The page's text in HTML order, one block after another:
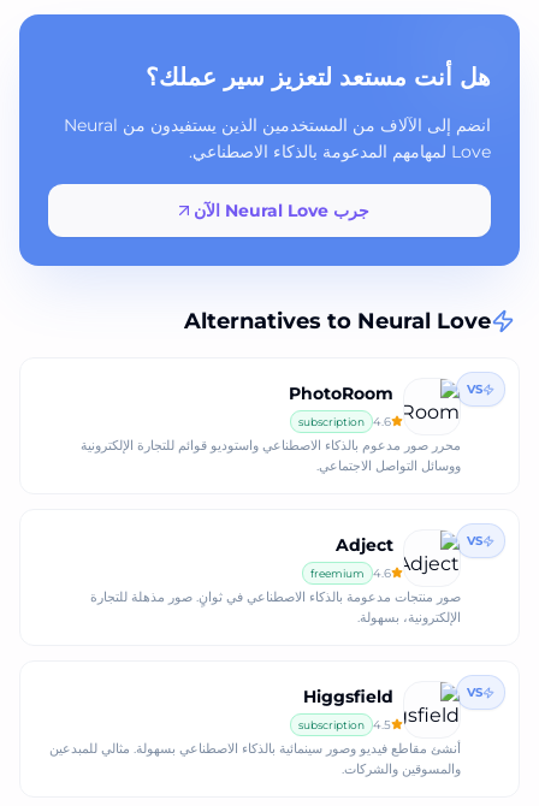
هل أنت مستعد لتعزيز سير عملك؟
انضم إلى الآلاف من المستخدمين الذين يستفيدون من Neural
Love لمهامهم المدعومة بالذكاء الاصطناعي.
جرب Neural Love الآن
Alternatives to Neural Love
PhotoRoom
4.6
subscription
محرر صور مدعوم بالذكاء الاصطناعي واستوديو قوائم للتجارة الإلكترونية
ووسائل التواصل الاجتماعي.
VS
Adject
4.6
freemium
صور منتجات مدعومة بالذكاء الاصطناعي في ثوانٍ. صور مذهلة للتجارة
الإلكترونية، بسهولة.
VS
Higgsfield
4.5
subscription
أنشئ مقاطع فيديو وصور سينمائية بالذكاء الاصطناعي بسهولة. مثالي للمبدعين
والمسوقين والشركات.
VS